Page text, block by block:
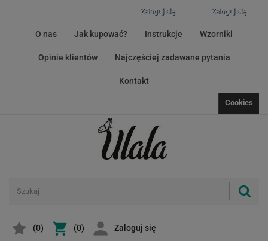
Zaloguj się
Zaloguj się
O nas Jak kupować? Instrukcje Wzorniki
Opinie klientów Najczęściej zadawane pytania
Kontakt
Cookies
(0) (0) Zaloguj się